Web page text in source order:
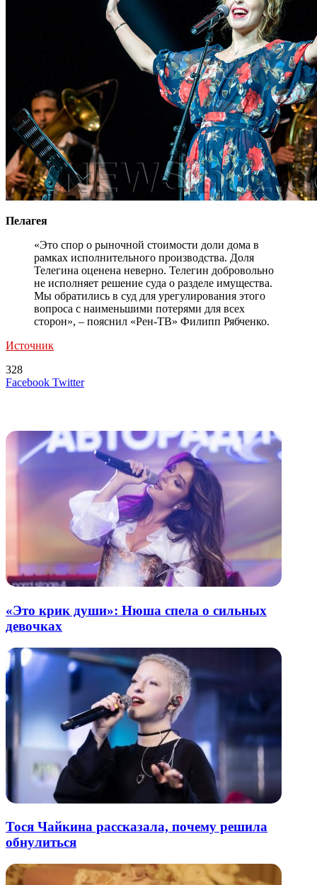
Пелагея
«Это спор о рыночной стоимости доли дома в
рамках исполнительного производства. Доля
Телегина оценена неверно. Телегин добровольно
не исполняет решение суда о разделе имущества.
Мы обратились в суд для урегулирования этого
вопроса с наименьшими потерями для всех
сторон», – пояснил «Рен-ТВ» Филипп Рябченко.
Источник
328
Facebook TwitterLinkedIn
Tumblr
Reddit
Вконтакте
Одноклассники
Skype
Messenger
Messenger
WhatsApp
Telegram
Viber
Line
Поделиться
Печатать
«Это крик души»: Нюша спела о сильных
девочках
Тося Чайкина рассказала, почему решила
обнулиться